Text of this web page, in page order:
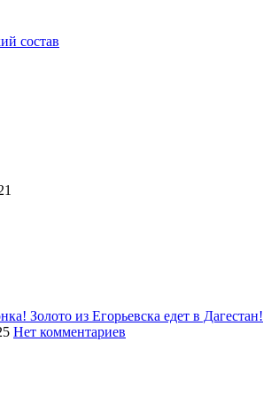
состав
Золото из Егорьевска едет в Дагестан!
Нет комментариев